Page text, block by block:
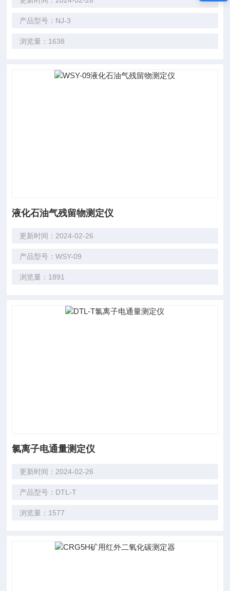
产品型号：NJ-3
浏览量：1638
液化石油气残留物测定仪
更新时间：2024-02-26
产品型号：WSY-09
浏览量：1891
氯离子电通量测定仪
更新时间：2024-02-26
产品型号：DTL-T
浏览量：1577